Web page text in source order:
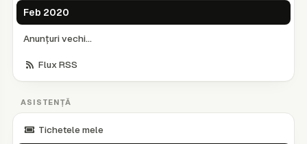
Feb 2020
Anunțuri vechi...
Flux RSS
ASISTENȚĂ
Tichetele mele